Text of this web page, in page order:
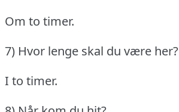
Om to timer.
7) Hvor lenge skal du være her?
I to timer.